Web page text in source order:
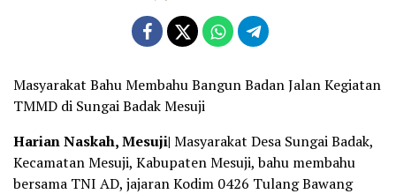
Masyarakat Bahu Membahu Bangun Badan Jalan Kegiatan
TMMD di Sungai Badak Mesuji
Harian Naskah, Mesuji| Masyarakat Desa Sungai Badak,
Kecamatan Mesuji, Kabupaten Mesuji, bahu membahu
bersama TNI AD, jajaran Kodim 0426 Tulang Bawang